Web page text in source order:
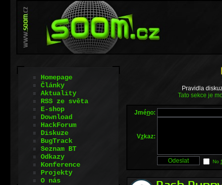
Pravidla
Tato sekce je
Jméno:
Vzkaz:
No
Homepage
Články
Aktuality
RSS ze světa
E-shop
Download
HackForum
Diskuze
BugTrack
Seznam BT
Odkazy
Konference
Projekty
O nás